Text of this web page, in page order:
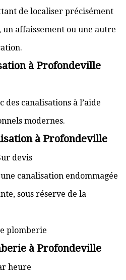
de localiser précisément
affaissement ou une autre
à Profondeville
canalisations à l’aide
modernes.
à Profondeville
devis
canalisation endommagée
sous réserve de la
plomberie
à Profondeville
heure